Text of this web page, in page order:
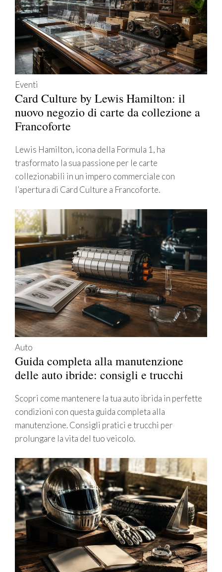
Eventi
Card Culture by Lewis Hamilton: il
nuovo negozio di carte da collezione a
Francoforte
Lewis Hamilton, icona della Formula 1, ha
trasformato la sua passione per le carte
collezionabili in un impero commerciale con
l’apertura di Card Culture a Francoforte.
Auto
Guida completa alla manutenzione
delle auto ibride: consigli e trucchi
Scopri come mantenere la tua auto ibrida in perfette
condizioni con questa guida completa alla
manutenzione. Consigli pratici e trucchi per
prolungare la vita del tuo veicolo.